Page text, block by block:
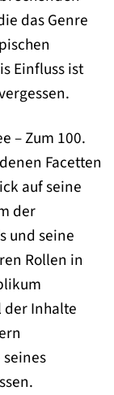
das Genre
Einfluss ist
– Zum 100.
Facetten
auf seine
der
und seine
Rollen in
der Inhalte